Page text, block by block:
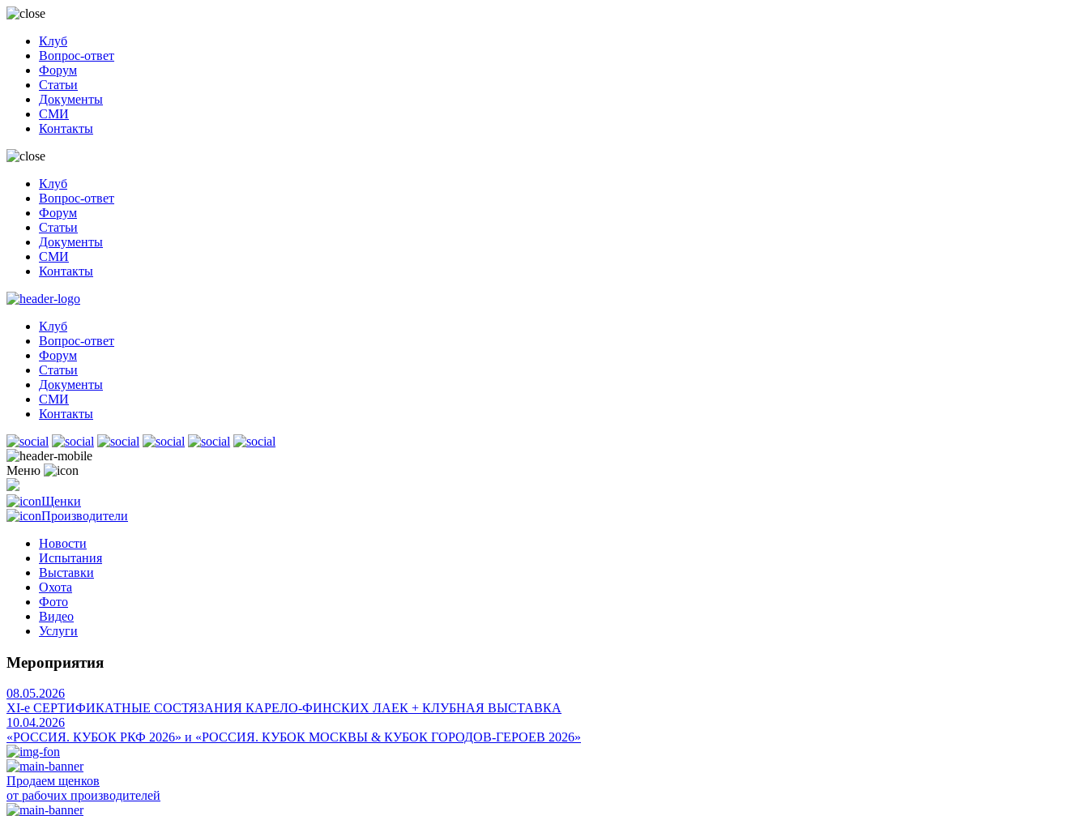
Клуб
Вопрос-ответ
Форум
Статьи
Документы
СМИ
Контакты
Клуб
Вопрос-ответ
Форум
Статьи
Документы
СМИ
Контакты
Клуб
Вопрос-ответ
Форум
Статьи
Документы
СМИ
Контакты
Меню
Щенки
Производители
Новости
Испытания
Выставки
Охота
Фото
Видео
Услуги
Мероприятия
08.05.2026
ХI-е СЕРТИФИКАТНЫЕ СОСТЯЗАНИЯ КАРЕЛО-ФИНСКИХ ЛАЕК + КЛУБНАЯ ВЫСТАВКА
10.04.2026
«РОССИЯ. КУБОК РКФ 2026» и «РОССИЯ. КУБОК МОСКВЫ & КУБОК ГОРОДОВ-ГЕРОЕВ 2026»
Продаем щенков
от рабочих производителей